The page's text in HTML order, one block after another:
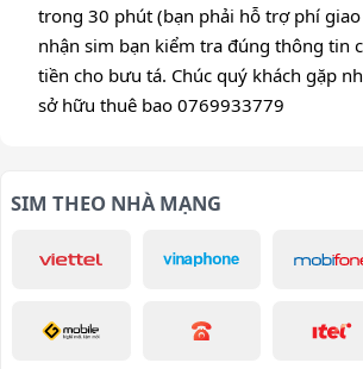
trong 30 phút (bạn phải hỗ trợ phí
nhận sim bạn kiểm tra đúng thông tin
tiền cho bưu tá. Chúc quý khách gặp
sở hữu thuê bao 0769933779
SIM THEO NHÀ MẠNG